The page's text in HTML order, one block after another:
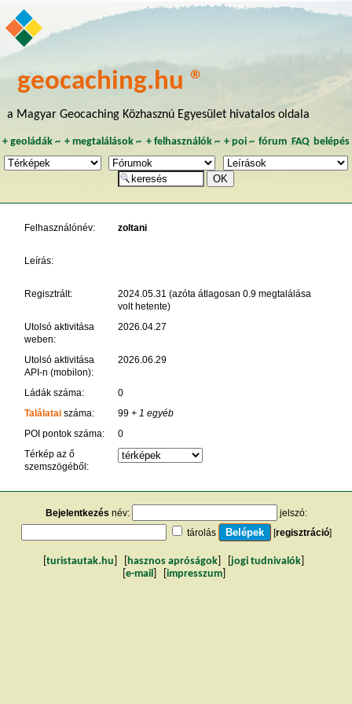
geocaching.hu ®
a Magyar Geocaching Közhasznú Egyesület hivatalos oldala
+ geoládák~ +megtalálások ~ + felhasználók~ + poi~ fórum FAQ belépés
Felhasználónév: zoltani
Leírás:
Regisztrált:
2024.05.31 (azóta átlagosan 0.9 megtalálása
volt hetente)
Utolsó aktivitása
weben:
2026.04.27
Utolsó aktivitása
API-n (mobilon):
2026.06.29
Ládák száma:
0
Találataiszáma: 99+ 1 egyéb
POI pontok száma:
0
Térkép az ő
szemszögéből:
Bejelentkezés név:
jelszó:
tárolás
[regisztráció]
turistautak.hu hasznos apróságok jogi tudnivalók
e-mail impresszum]